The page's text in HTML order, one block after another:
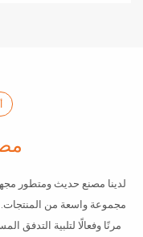
لدينا مصنع حديث ومتطور
مجموعة واسعة من
مرنًا وفعالًا لتلبية التدفق